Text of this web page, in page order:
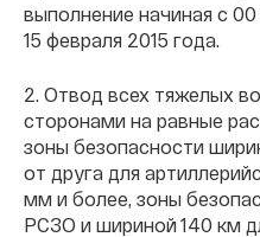
выполнение начиная с
15 февраля 2015 года.
2. Отвод всех тяжелых
сторонами на равные
зоны безопасности
от друга для
мм и более, зоны
РСЗО и шириной 140 км